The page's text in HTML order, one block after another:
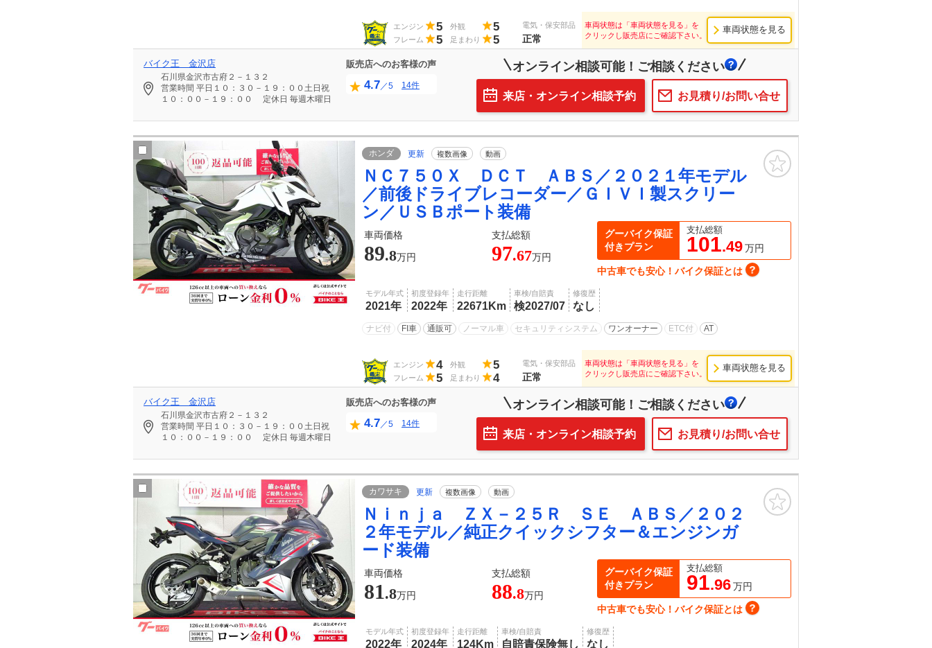
エンジン 5 外観 5
フレーム 5 足まわり 5
電気・保安部品
正常
車両状態は「車両状態を見る」を
クリックし販売店にご確認下さい。
車両状態を見る
バイク王 金沢店
石川県金沢市古府２－１３２
営業時間 平日１０：３０－１９：００土日祝
１０：００－１９：００
定休日 毎週木曜日
販売店へのお客様の声
4.7／5 14件
オンライン相談可能！ご相談ください
お見積り/お問い合せ
来店・オンライン相談予約
ホンダ 更新 複数画像 動画
ＮＣ７５０Ｘ ＤＣＴ ＡＢＳ／２０２１年モデル
／前後ドライブレコーダー／ＧＩＶＩ製スクリー
ン／ＵＳＢポート装備
車両価格 支払総額
89.8万円 97.67万円
モデル年式
2021年
初度登録年
2022年
走行距離
22671Km
車検/自賠責
検2027/07
修復歴
なし
ナビ付 FI車 通販可 ノーマル車 セキュリティシステム ワンオーナー ETC付 AT
グーバイク保証
付きプラン
支払総額
101.49万円
中古車でも安心！バイク保証とは
エンジン 4 外観 5
フレーム 5 足まわり 4
電気・保安部品
正常
車両状態は「車両状態を見る」を
クリックし販売店にご確認下さい。
車両状態を見る
バイク王 金沢店
石川県金沢市古府２－１３２
営業時間 平日１０：３０－１９：００土日祝
１０：００－１９：００
定休日 毎週木曜日
販売店へのお客様の声
4.7／5 14件
オンライン相談可能！ご相談ください
お見積り/お問い合せ
来店・オンライン相談予約
カワサキ 更新 複数画像 動画
Ｎｉｎｊａ ＺＸ－２５Ｒ ＳＥ ＡＢＳ／２０２
２年モデル／純正クイックシフター＆エンジンガ
ード装備
車両価格 支払総額
81.8万円 88.8万円
モデル年式
2022年
初度登録年
2024年
走行距離
124Km
車検/自賠責
自賠責保険無し
修復歴
なし
グーバイク保証
付きプラン
支払総額
91.96万円
中古車でも安心！バイク保証とは